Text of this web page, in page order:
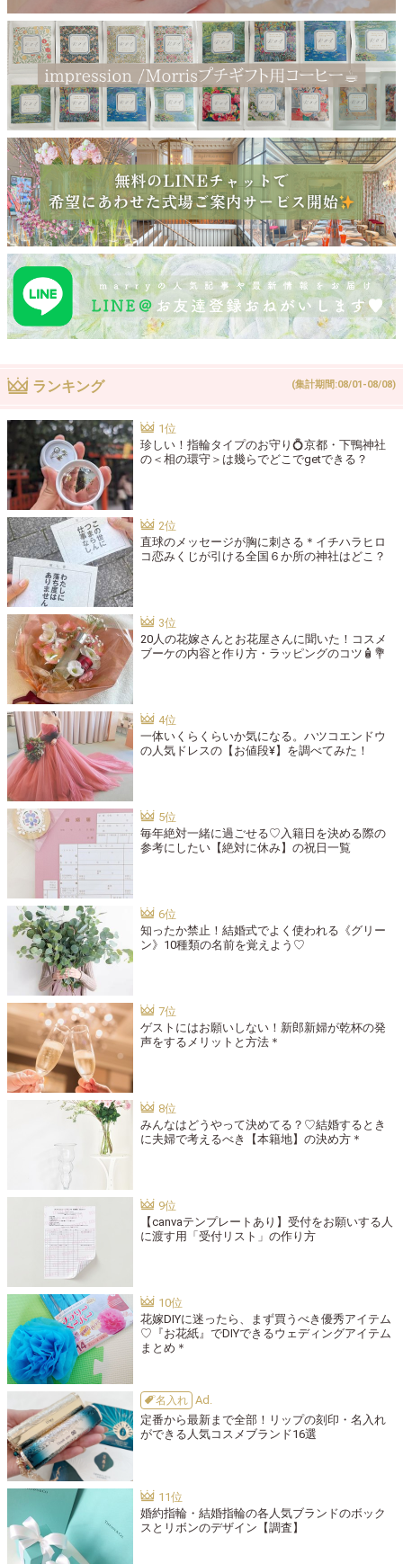
ランキング (集計期間:08/01-08/08)
珍しい！指輪タイプのお守り💍京都・下鴨神社
の＜相の環守＞は幾らでどこでgetできる？
直球のメッセージが胸に刺さる＊イチハラヒロ
コ恋みくじが引ける全国６か所の神社はどこ？
20人の花嫁さんとお花屋さんに聞いた！コスメ
ブーケの内容と作り方・ラッピングのコツ🧴💐
一体いくらくらいか気になる。ハツコエンドウ
の人気ドレスの【お値段¥】を調べてみた！
毎年絶対一緒に過ごせる♡入籍日を決める際の
参考にしたい【絶対に休み】の祝日一覧
知ったか禁止！結婚式でよく使われる《グリー
ン》10種類の名前を覚えよう♡
ゲストにはお願いしない！新郎新婦が乾杯の発
声をするメリットと方法＊
みんなはどうやって決めてる？♡結婚するとき
に夫婦で考えるべき【本籍地】の決め方＊
【canvaテンプレートあり】受付をお願いする人
に渡す用「受付リスト」の作り方
花嫁DIYに迷ったら、まず買うべき優秀アイテム
♡『お花紙』でDIYできるウェディングアイテム
まとめ＊
名入れ
定番から最新まで全部！リップの刻印・名入れ
ができる人気コスメブランド16選
婚約指輪・結婚指輪の各人気ブランドのボック
スとリボンのデザイン【調査】